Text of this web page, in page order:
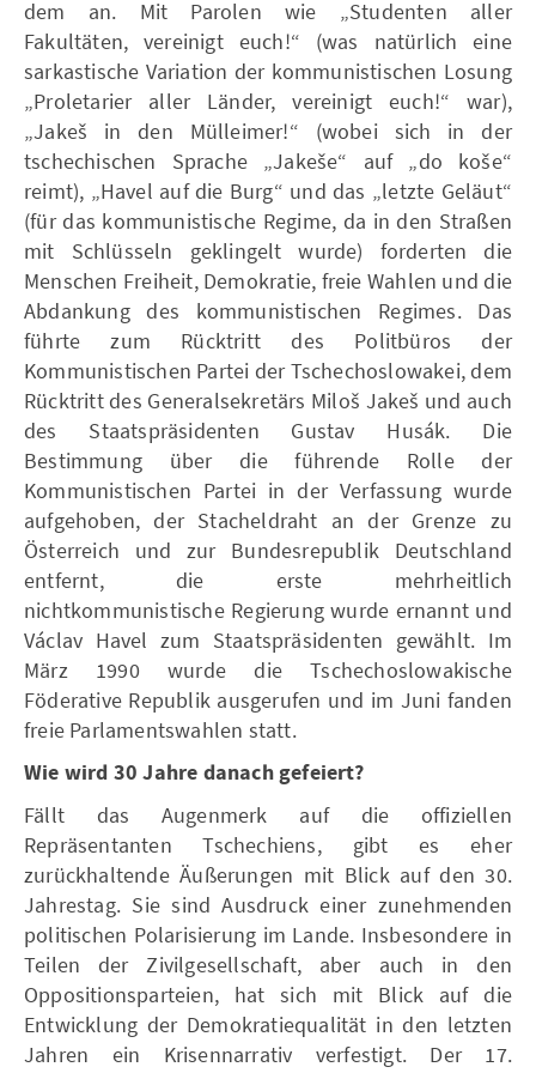
dem an. Mit Parolen wie „Studenten aller
Fakultäten, vereinigt euch!“ (was natürlich eine
sarkastische Variation der kommunistischen Losung
„Proletarier aller Länder, vereinigt euch!“ war),
„Jakeš in den Mülleimer!“ (wobei sich in der
tschechischen Sprache „Jakeše“ auf „do koše“
reimt), „Havel auf die Burg“ und das „letzte Geläut“
(für das kommunistische Regime, da in den Straßen
mit Schlüsseln geklingelt wurde) forderten die
Menschen Freiheit, Demokratie, freie Wahlen und die
Abdankung des kommunistischen Regimes. Das
führte zum Rücktritt des Politbüros der
Kommunistischen Partei der Tschechoslowakei, dem
Rücktritt des Generalsekretärs Miloš Jakeš und auch
des Staatspräsidenten Gustav Husák. Die
Bestimmung über die führende Rolle der
Kommunistischen Partei in der Verfassung wurde
aufgehoben, der Stacheldraht an der Grenze zu
Österreich und zur Bundesrepublik Deutschland
entfernt, die erste mehrheitlich
nichtkommunistische Regierung wurde ernannt und
Václav Havel zum Staatspräsidenten gewählt. Im
März 1990 wurde die Tschechoslowakische
Föderative Republik ausgerufen und im Juni fanden
freie Parlamentswahlen statt.
Wie wird 30 Jahre danach gefeiert?
Fällt das Augenmerk auf die offiziellen
Repräsentanten Tschechiens, gibt es eher
zurückhaltende Äußerungen mit Blick auf den 30.
Jahrestag. Sie sind Ausdruck einer zunehmenden
politischen Polarisierung im Lande. Insbesondere in
Teilen der Zivilgesellschaft, aber auch in den
Oppositionsparteien, hat sich mit Blick auf die
Entwicklung der Demokratiequalität in den letzten
Jahren ein Krisennarrativ verfestigt. Der 17.